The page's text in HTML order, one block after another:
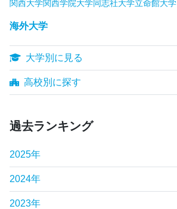
関西大学関西学院大学同志社大学立命館大学
海外大学
大学別に見る
高校別に探す
過去ランキング
2025年
2024年
2023年